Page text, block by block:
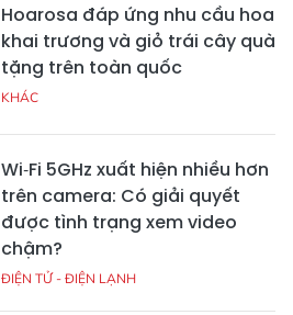
Hoarosa đáp ứng nhu cầu hoa
khai trương và giỏ trái cây quà
tặng trên toàn quốc
KHÁC
Wi‑Fi 5GHz xuất hiện nhiều hơn
trên camera: Có giải quyết
được tình trạng xem video
chậm?
ĐIỆN TỬ - ĐIỆN LẠNH